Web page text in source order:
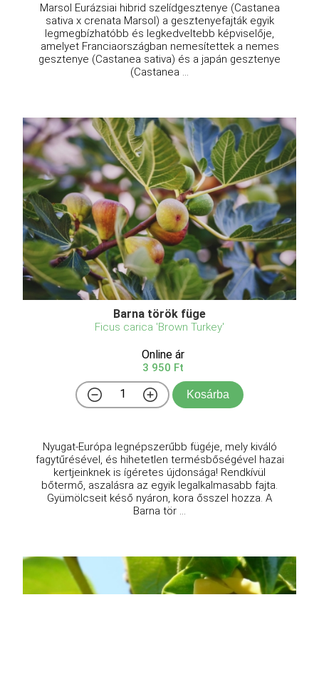
Marsol Eurázsiai hibrid szelídgesztenye (Castanea
sativa x crenata Marsol) a gesztenyefajták egyik
legmegbízhatóbb és legkedveltebb képviselője,
amelyet Franciaországban nemesítettek a nemes
gesztenye (Castanea sativa) és a japán gesztenye
(Castanea ...
Barna török füge
Ficus carica 'Brown Turkey'
Online ár
3 950 Ft
Kosárba
Nyugat-Európa legnépszerűbb fügéje, mely kiváló
fagytűrésével, és hihetetlen termésbőségével hazai
kertjeinknek is ígéretes újdonsága! Rendkívül
bőtermő, aszalásra az egyik legalkalmasabb fajta.
Gyümölcseit késő nyáron, kora ősszel hozza. A
Barna tör ...